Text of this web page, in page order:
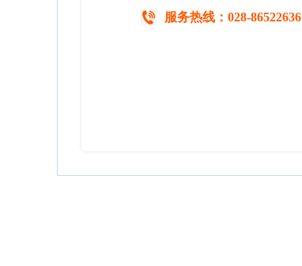
服务热线：028-86522636